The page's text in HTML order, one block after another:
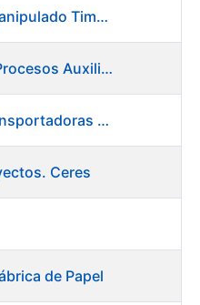
Revisor de Producción Manipulado Timbre
BE 04/26 - Ayudante de Procesos Auxiliares. Fábrica de Papel
Conductor Máquinas Transportadoras Elevadoras. Fábrica Papel
Ceres
de Papel